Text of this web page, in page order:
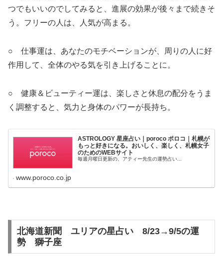
つでもいいのでしてみると、進展の効果が後々まで続きそ
う。フリーの人は、人気が高まる。
○ 仕事運は、あなたのモチベーションが、周りの人に好
作用して、全体のやる気を引き上げることに。
○ 健康＆ビューティー運は、楽しさと休息の配分をうま
く調整すると、気力と身体のパワーが長持ち。
ASTROLOGY 星座占い｜poroco ポロコ｜札幌が
もっと好きになる。おいしく、楽しく、札幌女子
のためのWEBサイト
毎週月曜日更新の、アティー先生の運勢占い...
www.poroco.co.jp
北海道新聞 ユリアの星占い 8/23→9/5の運
勢 獅子座